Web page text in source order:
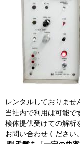
レンタルしておりませ
当社内で利用は可能で
検体提供受けての解析
お問い合わせください。